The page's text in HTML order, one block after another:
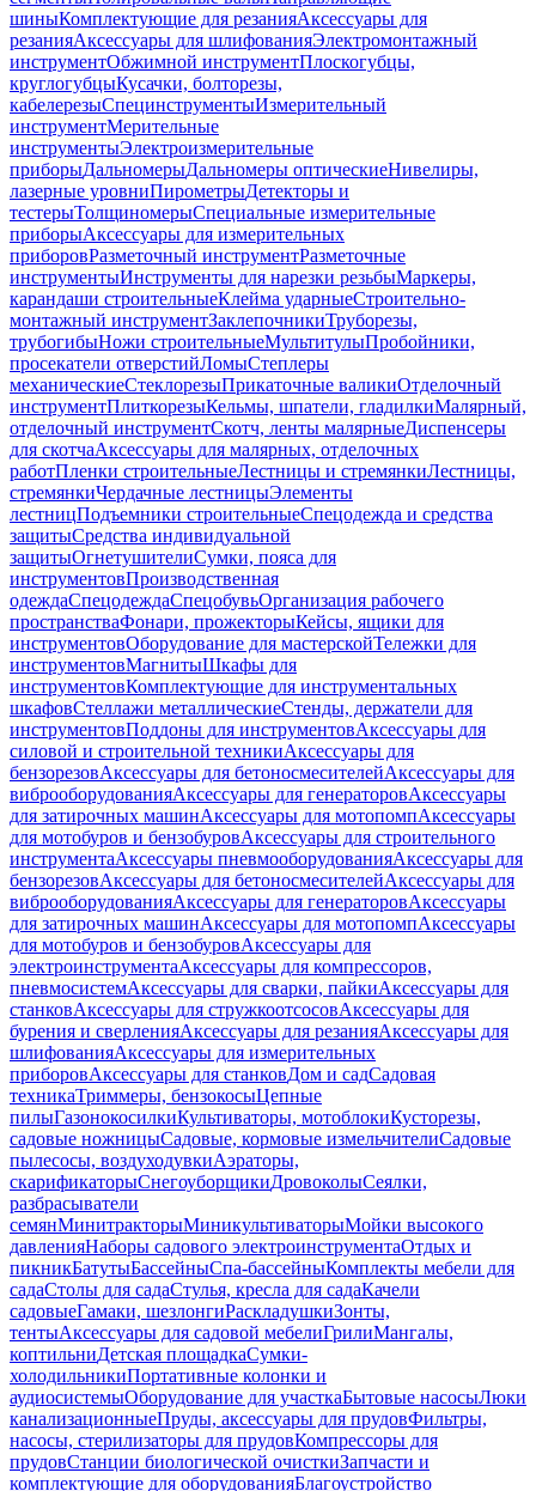
шиныКомплектующие для резанияАксессуары для
резанияАксессуары для шлифованияЭлектромонтажный
инструментОбжимной инструментПлоскогубцы,
круглогубцыКусачки, болторезы,
кабелерезыСпецинструментыИзмерительный
инструментМерительные
инструментыЭлектроизмерительные
приборыДальномерыДальномеры оптическиеНивелиры,
лазерные уровниПирометрыДетекторы и
тестерыТолщиномерыСпециальные измерительные
приборыАксессуары для измерительных
приборовРазметочный инструментРазметочные
инструментыИнструменты для нарезки резьбыМаркеры,
карандаши строительныеКлейма ударныеСтроительно-
монтажный инструментЗаклепочникиТруборезы,
трубогибыНожи строительныеМультитулыПробойники,
просекатели отверстийЛомыСтеплеры
механическиеСтеклорезыПрикаточные валикиОтделочный
инструментПлиткорезыКельмы, шпатели, гладилкиМалярный,
отделочный инструментСкотч, ленты малярныеДиспенсеры
для скотчаАксессуары для малярных, отделочных
работПленки строительныеЛестницы и стремянкиЛестницы,
стремянкиЧердачные лестницыЭлементы
лестницПодъемники строительныеСпецодежда и средства
защитыСредства индивидуальной
защитыОгнетушителиСумки, пояса для
инструментовПроизводственная
одеждаСпецодеждаСпецобувьОрганизация рабочего
пространстваФонари, прожекторыКейсы, ящики для
инструментовОборудование для мастерскойТележки для
инструментовМагнитыШкафы для
инструментовКомплектующие для инструментальных
шкафовСтеллажи металлическиеСтенды, держатели для
инструментовПоддоны для инструментовАксессуары для
силовой и строительной техникиАксессуары для
бензорезовАксессуары для бетоносмесителейАксессуары для
виброоборудованияАксессуары для генераторовАксессуары
для затирочных машинАксессуары для мотопомпАксессуары
для мотобуров и бензобуровАксессуары для строительного
инструментаАксессуары пневмооборудованияАксессуары для
бензорезовАксессуары для бетоносмесителейАксессуары для
виброоборудованияАксессуары для генераторовАксессуары
для затирочных машинАксессуары для мотопомпАксессуары
для мотобуров и бензобуровАксессуары для
электроинструментаАксессуары для компрессоров,
пневмосистемАксессуары для сварки, пайкиАксессуары для
станковАксессуары для стружкоотсосовАксессуары для
бурения и сверленияАксессуары для резанияАксессуары для
шлифованияАксессуары для измерительных
приборовАксессуары для станковДом и садСадовая
техникаТриммеры, бензокосыЦепные
пилыГазонокосилкиКультиваторы, мотоблокиКусторезы,
садовые ножницыСадовые, кормовые измельчителиСадовые
пылесосы, воздуходувкиАэраторы,
скарификаторыСнегоуборщикиДровоколыСеялки,
разбрасыватели
семянМинитракторыМиникультиваторыМойки высокого
давленияНаборы садового электроинструментаОтдых и
пикникБатутыБассейныСпа-бассейныКомплекты мебели для
садаСтолы для садаСтулья, кресла для садаКачели
садовыеГамаки, шезлонгиРаскладушкиЗонты,
тентыАксессуары для садовой мебелиГрилиМангалы,
коптильниДетская площадкаСумки-
холодильникиПортативные колонки и
аудиосистемыОборудование для участкаБытовые насосыЛюки
канализационныеПруды, аксессуары для прудовФильтры,
насосы, стерилизаторы для прудовКомпрессоры для
прудовСтанции биологической очисткиЗапчасти и
комплектующие для оборудованияБлагоустройство